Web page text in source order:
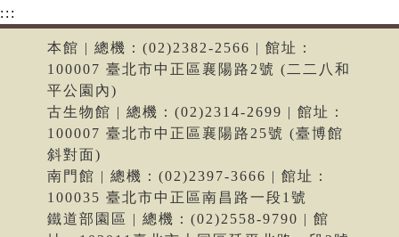
:::
本館 | 總機：(02)2382-2566 | 館址：
100007 臺北市中正區襄陽路2號 (二二八和
平公園內)
古生物館 | 總機：(02)2314-2699 | 館址：
100007 臺北市中正區襄陽路25號 (臺博館
斜對面)
南門館 | 總機：(02)2397-3666 | 館址：
100035 臺北市中正區南昌路一段1號
鐵道部園區 | 總機：(02)2558-9790 | 館